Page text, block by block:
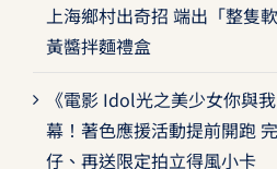
上海鄉村出奇招 端出「整隻
黃醬拌麵禮盒
《電影 Idol光之美少女你與
幕！著色應援活動提前開跑
仔、再送限定拍立得風小卡